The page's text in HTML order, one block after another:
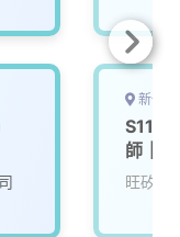
新竹
師｜
晶圓
旺矽科